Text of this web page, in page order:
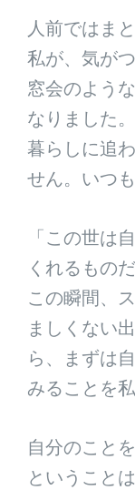
人前ではま
私が、気が
窓会のよう
なりました
暮らしに追
せん。いつ
「この世は
くれるもの
この瞬間、
ましくない
ら、まずは
みることを
自分のこと
ということ